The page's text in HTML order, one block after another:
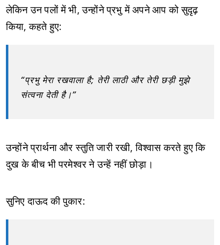
लेकिन उन पलों में भी, उन्होंने प्रभु में अपने आप को सुदृढ़
किया, कहते हुए:
“प्रभु मेरा रखवाला है; तेरी लाठी और तेरी छड़ी मुझे
संत्वना देती है।”
उन्होंने प्रार्थना और स्तुति जारी रखी, विश्वास करते हुए कि
दुख के बीच भी परमेश्वर ने उन्हें नहीं छोड़ा।
सुनिए दाऊद की पुकार: